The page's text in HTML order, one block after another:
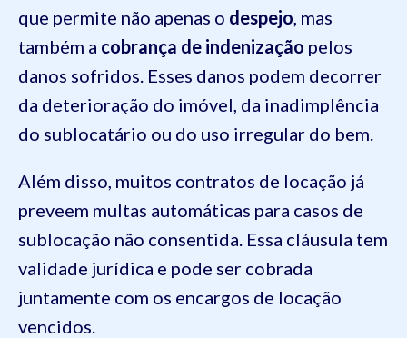
que permite não apenas o despejo , mas
também a cobrança de indenização pelos
danos sofridos. Esses danos podem decorrer
da deterioração do imóvel, da inadimplência
do sublocatário ou do uso irregular do bem.
Além disso, muitos contratos de locação já
preveem multas automáticas para casos de
sublocação não consentida. Essa cláusula tem
validade jurídica e pode ser cobrada
juntamente com os encargos de locação
vencidos.